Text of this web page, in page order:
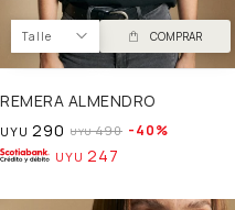
Talle COMPRAR
REMERA ALMENDRO
UYU 290 UYU 490 40
UYU 247